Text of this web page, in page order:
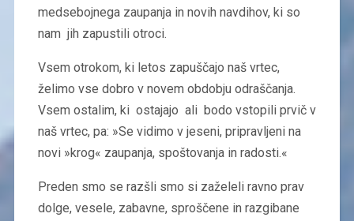
medsebojnega zaupanja in novih navdihov, ki so
nam jih zapustili otroci.
Vsem otrokom, ki letos zapuščajo naš vrtec,
želimo vse dobro v novem obdobju odraščanja.
Vsem ostalim, ki ostajajo ali bodo vstopili prvič v
naš vrtec, pa: »Se vidimo v jeseni, pripravljeni na
novi »krog« zaupanja, spoštovanja in radosti.«
Preden smo se razšli smo si zaželeli ravno prav
dolge, vesele, zabavne, sproščene in razgibane